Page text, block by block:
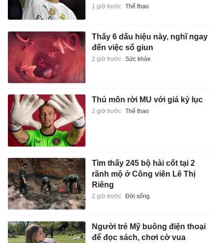
1 giờ trước Thể thao
Thấy 6 dấu hiệu này, nghĩ ngay
đến việc sổ giun
2 giờ trước Sức khỏe
Thủ môn rời MU với giá kỷ lục
2 giờ trước Thể thao
Tìm thấy 245 bộ hài cốt tại 2
rãnh mộ ở Công viên Lê Thị
Riêng
2 giờ trước Đời sống
Người trẻ Mỹ buông điện thoại
để đọc sách, chơi cờ vua